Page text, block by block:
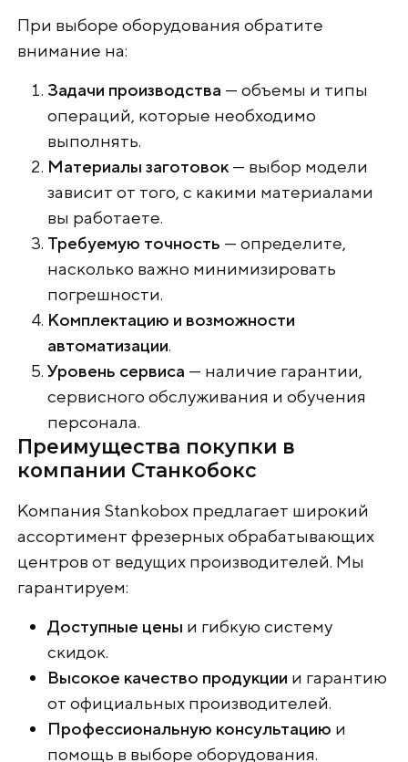
При выборе оборудования обратите
внимание на:
Задачи производства — объемы и типы
операций, которые необходимо
выполнять.
Материалы заготовок — выбор модели
зависит от того, с какими материалами
вы работаете.
Требуемую точность — определите,
насколько важно минимизировать
погрешности.
Комплектацию и возможности
автоматизации.
Уровень сервиса — наличие гарантии,
сервисного обслуживания и обучения
персонала.
Преимущества покупки в
компании Станкобокс
Компания Stankobox предлагает широкий
ассортимент фрезерных обрабатывающих
центров от ведущих производителей. Мы
гарантируем:
Доступные цены и гибкую систему
скидок.
Высокое качество продукции и гарантию
от официальных производителей.
Профессиональную консультацию и
помощь в выборе оборудования.